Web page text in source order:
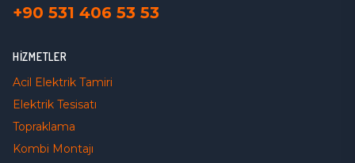
+90 531 406 53 53
HIZMETLER
Acil Elektrik Tamiri
Elektrik Tesisatı
Topraklama
Kombi Montajı